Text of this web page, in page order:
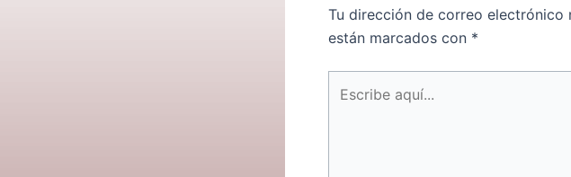
Tu dirección de correo electrónico
están marcados con *
aquí...